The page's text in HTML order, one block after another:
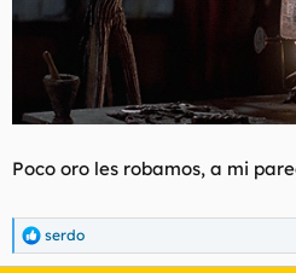
Poco oro les robamos, a mi
R
e
serdo